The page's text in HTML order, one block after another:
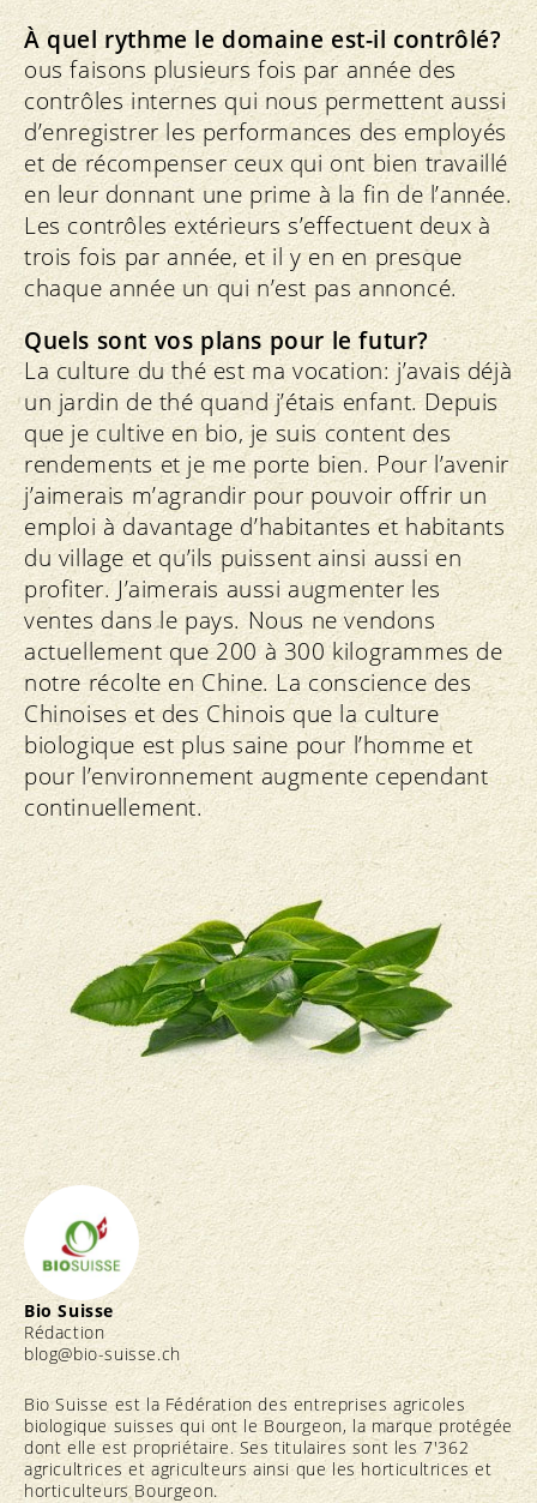
À quel rythme le domaine est-il contrôlé?
ous faisons plusieurs fois par année des
contrôles internes qui nous permettent aussi
d’enregistrer les performances des employés
et de récompenser ceux qui ont bien travaillé
en leur donnant une prime à la fin de l’année.
Les contrôles extérieurs s’effectuent deux à
trois fois par année, et il y en en presque
chaque année un qui n’est pas annoncé.
Quels sont vos plans pour le futur?
La culture du thé est ma vocation: j’avais déjà
un jardin de thé quand j’étais enfant. Depuis
que je cultive en bio, je suis content des
rendements et je me porte bien. Pour l’avenir
j’aimerais m’agrandir pour pouvoir offrir un
emploi à davantage d’habitantes et habitants
du village et qu’ils puissent ainsi aussi en
profiter. J’aimerais aussi augmenter les
ventes dans le pays. Nous ne vendons
actuellement que 200 à 300 kilogrammes de
notre récolte en Chine. La conscience des
Chinoises et des Chinois que la culture
biologique est plus saine pour l’homme et
pour l’environnement augmente cependant
continuellement.
Bio Suisse
Rédaction
blog@bio-suisse.ch
Bio Suisse est la Fédération des entreprises agricoles
biologique suisses qui ont le Bourgeon, la marque protégée
dont elle est propriétaire. Ses titulaires sont les 7'362
agricultrices et agriculteurs ainsi que les horticultrices et
horticulteurs Bourgeon.